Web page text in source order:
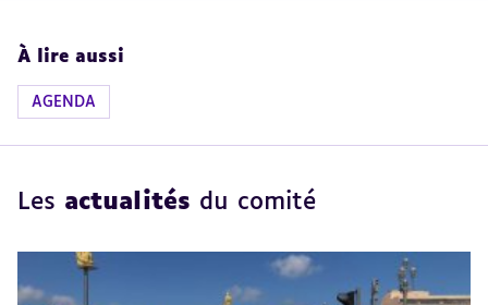
À lire aussi
AGENDA
Les actualités du comité